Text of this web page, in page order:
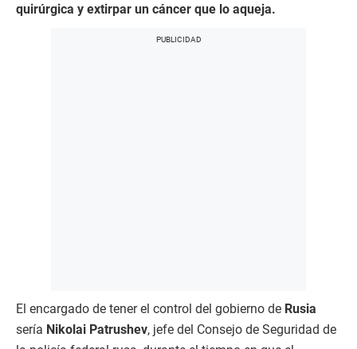
quirúrgica y extirpar un cáncer que lo aqueja.
El encargado de tener el control del gobierno de Rusia
sería Nikolai Patrushev, jefe del Consejo de Seguridad de